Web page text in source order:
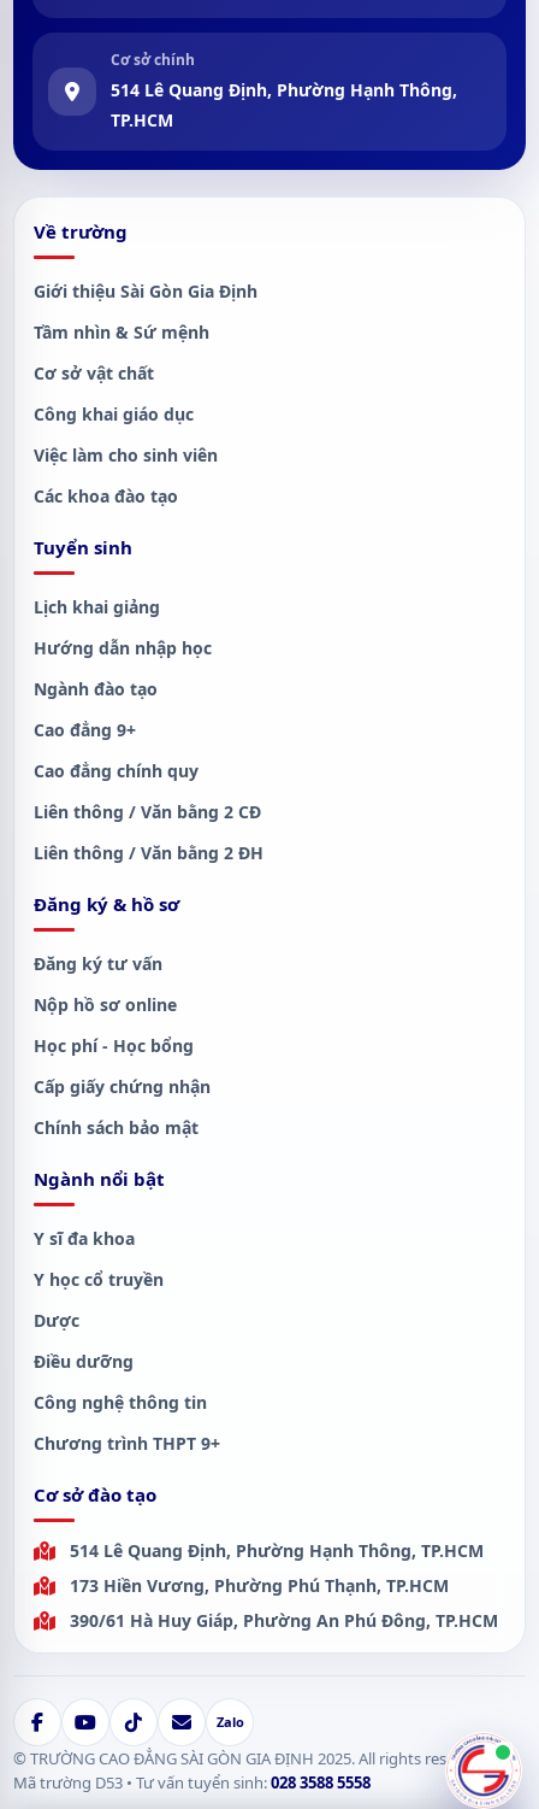
Cơ sở chính
514 Lê Quang Định, Phường Hạnh Thông,
TP.HCM
Về trường
Giới thiệu Sài Gòn Gia Định
Tầm nhìn & Sứ mệnh
Cơ sở vật chất
Công khai giáo dục
Việc làm cho sinh viên
Các khoa đào tạo
Tuyển sinh
Lịch khai giảng
Hướng dẫn nhập học
Ngành đào tạo
Cao đẳng 9+
Cao đẳng chính quy
Liên thông / Văn bằng 2 CĐ
Liên thông / Văn bằng 2 ĐH
Đăng ký & hồ sơ
Đăng ký tư vấn
Nộp hồ sơ online
Học phí - Học bổng
Cấp giấy chứng nhận
Chính sách bảo mật
Ngành nổi bật
Y sĩ đa khoa
Y học cổ truyền
Dược
Điều dưỡng
Công nghệ thông tin
Chương trình THPT 9+
Cơ sở đào tạo
514 Lê Quang Định, Phường Hạnh Thông, TP.HCM
173 Hiền Vương, Phường Phú Thạnh, TP.HCM
390/61 Hà Huy Giáp, Phường An Phú Đông, TP.HCM
Zalo
© TRƯỜNG CAO ĐẲNG SÀI GÒN GIA ĐỊNH 2025. All rights reserved.
Mã trường D53 • Tư vấn tuyển sinh:028 3588 5558